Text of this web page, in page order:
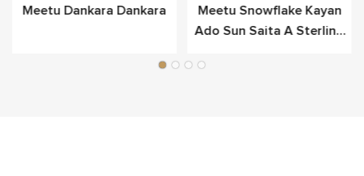
Meetu Dankara Dankara
Meetu Snowflake Kayan
Ado Sun Saita A Sterling